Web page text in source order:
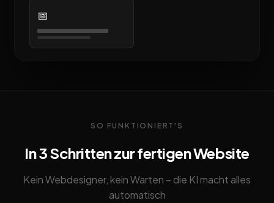
📅
SO FUNKTIONIERT'S
In 3 Schritten zur fertigen Website
Kein Webdesigner, kein Warten – die KI macht alles
automatisch